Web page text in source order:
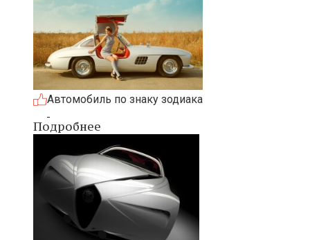
Автомобиль по знаку зодиака
Подробнее